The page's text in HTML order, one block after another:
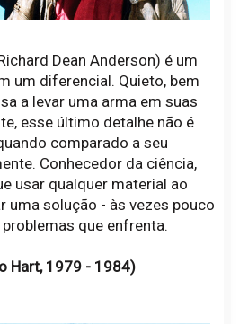
Dean Anderson) é um
um diferencial. Quieto, bem
a levar uma arma em suas
esse último detalhe não é
comparado a seu
Conhecedor da ciência,
usar qualquer material ao
uma solução - às vezes pouco
que enfrenta.
Hart, 1979 - 1984)